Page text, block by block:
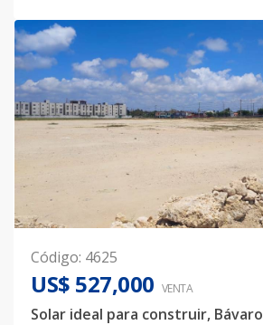
Código: 4625
US$ 527,000 VENTA
Solar ideal para construir, Bávaro